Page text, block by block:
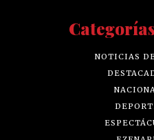
NOTICIAS